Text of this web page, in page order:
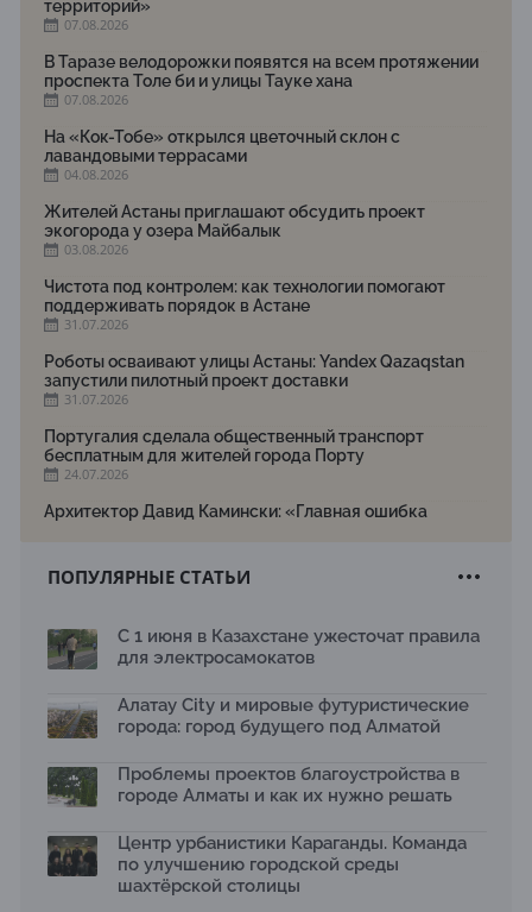
территорий»
07.08.2026
В Таразе велодорожки появятся на всем протяжении
проспекта Толе би и улицы Тауке хана
07.08.2026
На «Кок-Тобе» открылся цветочный склон с
лавандовыми террасами
04.08.2026
Жителей Астаны приглашают обсудить проект
экогорода у озера Майбалык
03.08.2026
Чистота под контролем: как технологии помогают
поддерживать порядок в Астане
31.07.2026
Роботы осваивают улицы Астаны: Yandex Qazaqstan
запустили пилотный проект доставки
31.07.2026
Португалия сделала общественный транспорт
бесплатным для жителей города Порту
24.07.2026
Архитектор Давид Камински: «Главная ошибка
Союз строителей Казахстана проведет праздничное
Новый Строительный кодекс: что изменилось для
Бауыржана Байбахтиева
17.07.2026
рободоставки в Астане
15.07.2026
2026 принимает заявки до 31 июля
13.07.2026
ПОПУЛЯРНЫЕ СТАТЬИ
С 1 июня в Казахстане ужесточат правила
для электросамокатов
Алатау City и мировые футуристические
города: город будущего под Алматой
Проблемы проектов благоустройства в
городе Алматы и как их нужно решать
Центр урбанистики Караганды. Команда
по улучшению городской среды
шахтёрской столицы